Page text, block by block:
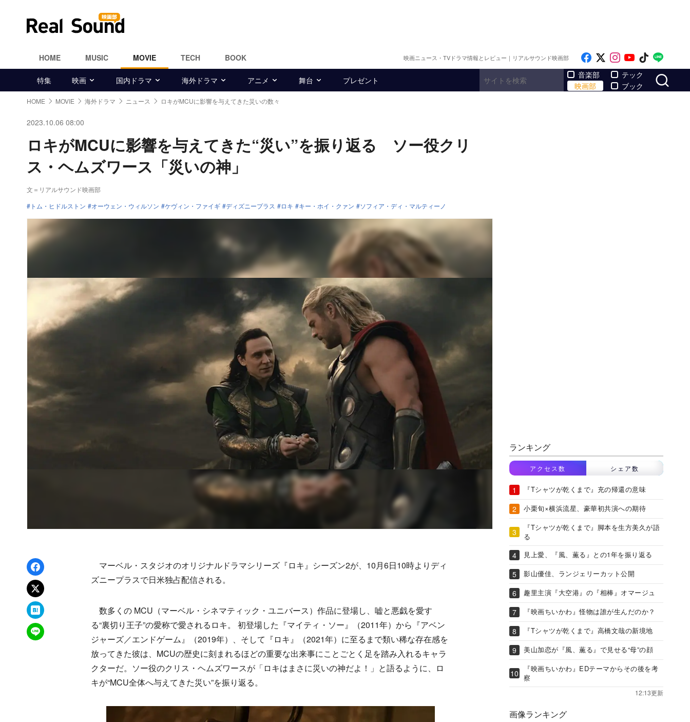
HOME MUSIC MOVIE TECH BOOK 映画ニュース・TVドラマ情報とレビュー｜リアルサウンド映画部 Like on Facebook
Follow on x
Follow on
Follow on
Follow
特集 映画 国内ドラマ 海外ドラマ アニメ 舞台 プレゼント
音楽部
映画部
テック
ブック
HOME MOVIE 海外ドラマ ニュース ロキがMCUに影響を与えてきた災いの数々
2023.10.06 08:00
ロキがMCUに影響を与えてきた“災い”を振り返る ソー役クリ
ス・ヘムズワース「災いの神」
文＝リアルサウンド映画部
トム・ヒドルストン
オーウェン・ウィルソン ケヴィン・ファイギ ディズニープラス ロキ キー・ホイ・クァン ソフィア・ディ・マルティーノ
Facebookでシェア
xでポスト
はてなブックマーク
LINEで送る
マーベル・スタジオのオリジナルドラマシリーズ『ロキ』シーズン2が、10月6日10時よりディ
ズニープラスで日米独占配信される。
数多くの MCU（マーベル・シネマティック・ユニバース）作品に登場し、嘘と悪戯を愛す
る“裏切り王子”の愛称で愛されるロキ。 初登場した『マイティ・ソー』（2011年）から『アベン
ジャーズ／エンドゲーム』（2019年）、そして『ロキ』（2021年）に至るまで類い稀な存在感を
放ってきた彼は、MCUの歴史に刻まれるほどの重要な出来事にことごとく足を踏み入れるキャラ
クターだ。ソー役のクリス・ヘムズワースが「ロキはまさに災いの神だよ！」と語るように、ロ
キが“MCU全体へ与えてきた災い”を振り返る。
ランキング
アクセス数 シェア数
『Tシャツが乾くまで』充の帰還の意味
小栗旬×横浜流星、豪華初共演への期待
『Tシャツが乾くまで』脚本を生方美久が語
る
見上愛、『風、薫る』との1年を振り返る
影山優佳、ランジェリーカット公開
趣里主演『大空港』の『相棒』オマージュ
『映画ちいかわ』怪物は誰が生んだのか？
『Tシャツが乾くまで』高橋文哉の新境地
美山加恋が『風、薫る』で見せる“母”の顔
『映画ちいかわ』EDテーマからその後を考
察
12:13更新
画像ランキング